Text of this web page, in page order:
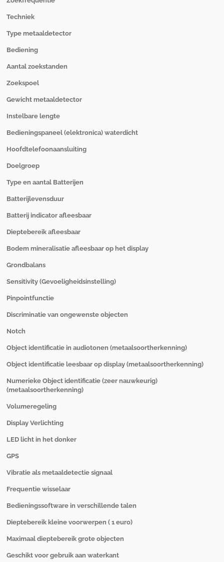
Techniek
Type metaaldetector
Bediening
Aantal zoekstanden
Zoekspoel
Gewicht metaaldetector
Instelbare lengte
Bedieningspaneel (elektronica) waterdicht
Hoofdtelefoonaansluiting
Doelgroep
Type en aantal Batterijen
Batterijlevensduur
Batterij indicator afleesbaar
Dieptebereik afleesbaar
Bodem mineralisatie afleesbaar op het display
Grondbalans
Sensitivity (Gevoeligheidsinstelling)
Pinpointfunctie
Discriminatie van ongewenste objecten
Notch
Object identificatie in audiotonen (metaalsoortherkenning)
Object identificatie leesbaar op display (metaalsoortherkenning)
NumeriekeObject identificatie (zeer nauwkeurig)
(metaalsoortherkenning)
Volumeregeling
Display Verlichting
LED licht in het donker
GPS
Vibratie als metaaldetectie signaal
Frequentie wisselaar
Bedieningssoftware in verschillende talen
Dieptebereik kleine voorwerpen ( 1 euro)
Maximaal dieptebereik grote objecten
Geschikt voor gebruik aan waterkant